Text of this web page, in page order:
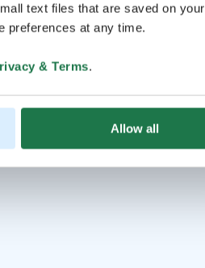
text files that are saved on your
preferences at any time.
& Terms.
Allow all